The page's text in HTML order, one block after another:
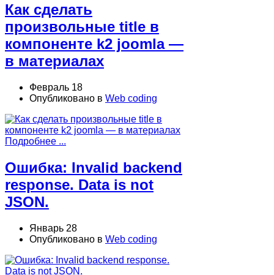
Как сделать
произвольные title в
компоненте k2 joomla —
в материалах
Февраль 18
Опубликовано в Web coding
Подробнее ...
Ошибка: Invalid backend
response. Data is not
JSON.
Январь 28
Опубликовано в Web coding